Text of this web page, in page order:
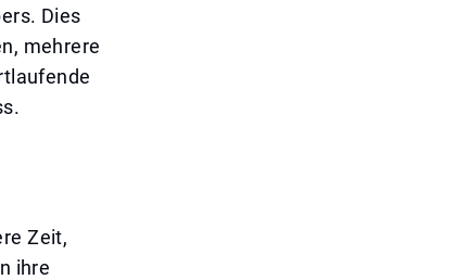
Dies
mehrere
Zeit,
ihre